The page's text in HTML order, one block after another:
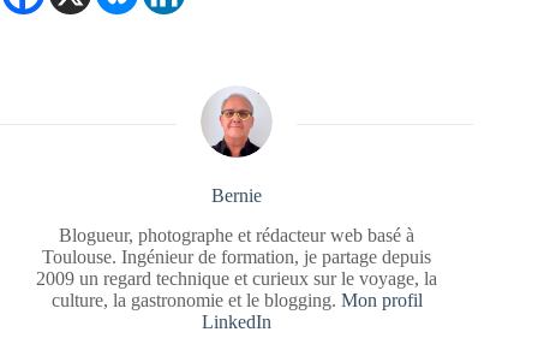
Bernie
Blogueur, photographe et rédacteur web basé à
Toulouse. Ingénieur de formation, je partage depuis
2009 un regard technique et curieux sur le voyage, la
culture, la gastronomie et le blogging. Mon profil
LinkedIn